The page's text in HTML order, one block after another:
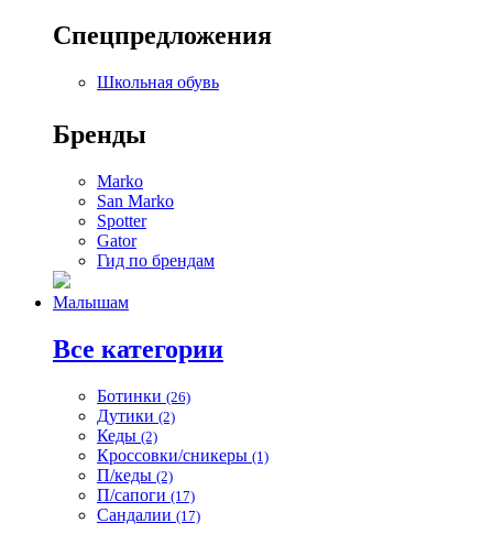
Спецпредложения
Школьная обувь
Бренды
Marko
San Marko
Spotter
Gator
Гид по брендам
Малышам
Все категории
Ботинки (26)
Дутики (2)
Кеды (2)
Кроссовки/сникеры (1)
П/кеды (2)
П/сапоги (17)
Сандалии (17)